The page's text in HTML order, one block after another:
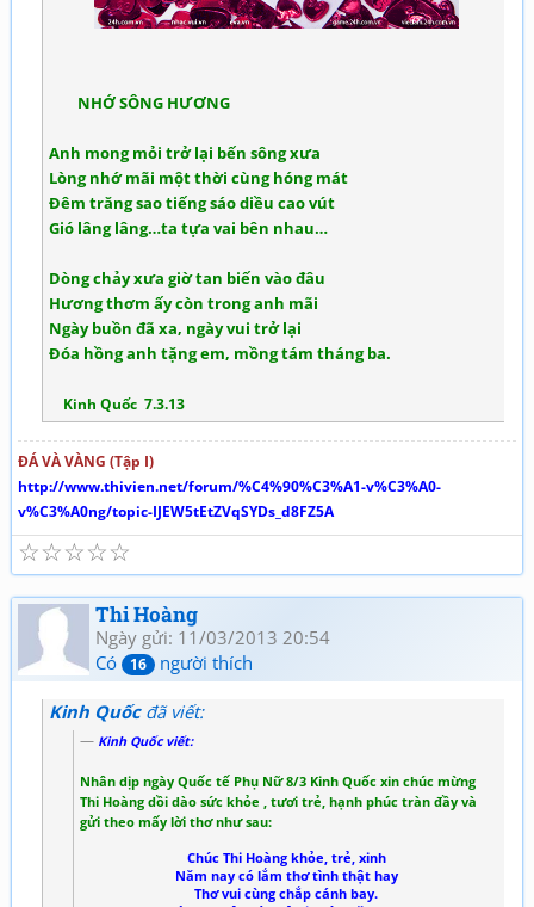
NHỚ SÔNG HƯƠNG
Anh mong mỏi trở lại bến sông xưa
Lòng nhớ mãi một thời cùng hóng mát
Đêm trăng sao tiếng sáo diều cao vút
Gió lâng lâng…ta tựa vai bên nhau…
Dòng chảy xưa giờ tan biến vào đâu
Hương thơm ấy còn trong anh mãi
Ngày buồn đã xa, ngày vui trở lại
Đóa hồng anh tặng em, mồng tám tháng ba.
Kinh Quốc 7.3.13
ĐÁ VÀ VÀNG (Tập I)
http://www.thivien.net/forum/%C4%90%C3%A1-v%C3%A0-
v%C3%A0ng/topic-IJEW5tEtZVqSYDs_d8FZ5A
☆
☆
☆
☆
☆
Thi Hoàng
Ngày gửi: 11/03/2013 20:54
Có
16 người thích
Kinh Quốcđã viết:
Kinh Quốc viết:
Nhân dịp ngày Quốc tế Phụ Nữ 8/3 Kinh Quốc xin chúc mừng
Thi Hoàng dồi dào sức khỏe , tươi trẻ, hạnh phúc tràn đầy và
gửi theo mấy lời thơ như sau:
Chúc Thi Hoàng khỏe, trẻ, xinh
Năm nay có lắm thơ tình thật hay
Thơ vui cùng chắp cánh bay.